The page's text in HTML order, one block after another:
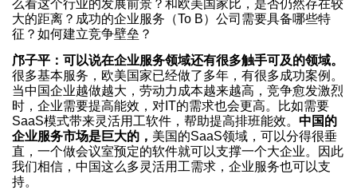
么看这个行业的发展前景？和欧美国家比，是否仍然存在较
大的距离？成功的企业服务（To B）公司需要具备哪些特
征？如何建立竞争壁垒？
邝子平：可以说在企业服务领域还有很多触手可及的领域。
很多基本服务，欧美国家已经做了多年，有很多成功案例。
当中国企业越做越大，劳动力成本越来越高，竞争愈发激烈
时，企业需要提高能效，对IT的需求也会更高。比如需要
SaaS模式带来灵活用工软件，帮助提高排班能效。 中国的
企业服务市场是巨大的， 美国的SaaS领域，可以分得很垂
直，一个做会议室预定的软件就可以支撑一个大企业。因此
我们相信，中国这么多灵活用工需求，企业服务也可以支
持。